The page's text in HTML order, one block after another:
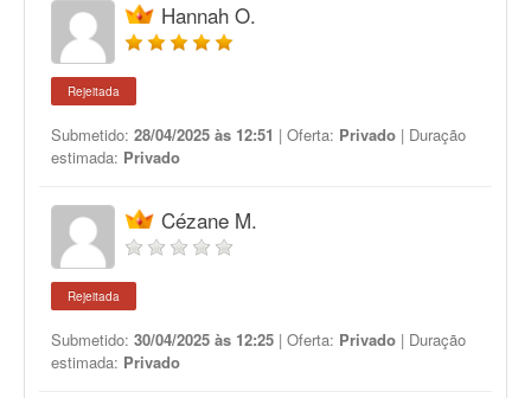
Hannah O.
Rejeitada
Submetido: 28/04/2025 às 12:51 | Oferta: Privado | Duração
estimada: Privado
Cézane M.
Rejeitada
Submetido: 30/04/2025 às 12:25 | Oferta: Privado | Duração
estimada: Privado